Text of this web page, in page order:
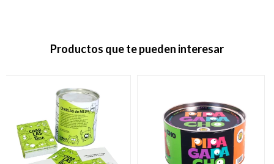
Productos que te pueden interesar